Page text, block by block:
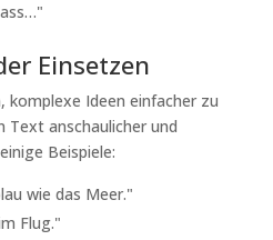
Einsetzen
komplexe Ideen einfacher zu
Text anschaulicher und
Beispiele:
wie das Meer."
Flug."